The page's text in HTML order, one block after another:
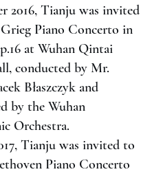
2016, Tianju was invited
Piano Concerto in
at Wuhan Qintai
conducted by Mr.
Błaszczyk and
by the Wuhan
Orchestra.
Tianju was invited to
Piano Concerto